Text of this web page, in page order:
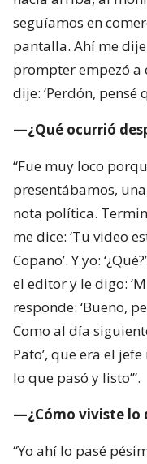
seguíamos en
pantalla. Ahí me
prompter empezó a
dije: ‘Perdón, pensé
—¿Qué ocurrió
“Fue muy loco
presentábamos,
nota política.
me dice: ‘Tu video
Copano’. Y yo:
el editor y le digo:
responde: ‘Bueno,
Como al día
Pato’, que era el
lo que pasó y listo’”.
—¿Cómo viviste lo
“Yo ahí lo pasé